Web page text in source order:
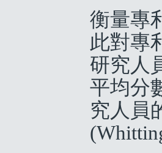
衡量專
此對專
研究人
平均分
究人員